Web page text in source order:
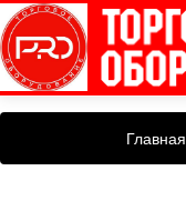
Главная